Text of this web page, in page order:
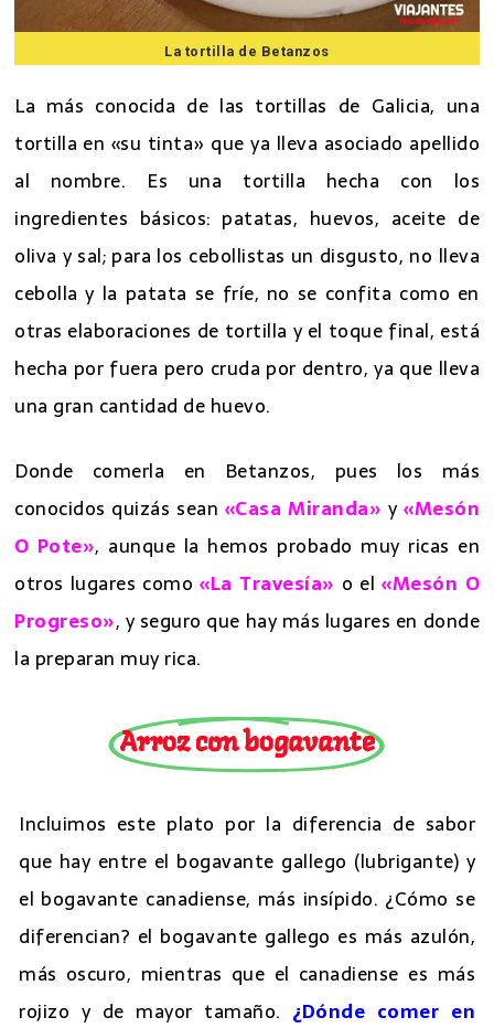
La tortilla de Betanzos
La más conocida de las tortillas de Galicia, una
tortilla en «su tinta» que ya lleva asociado apellido
al nombre. Es una tortilla hecha con los
ingredientes básicos: patatas, huevos, aceite de
oliva y sal; para los cebollistas un disgusto, no lleva
cebolla y la patata se fríe, no se confita como en
otras elaboraciones de tortilla y el toque final, está
hecha por fuera pero cruda por dentro, ya que lleva
una gran cantidad de huevo.
Donde comerla en Betanzos, pues los más
conocidos quizás sean «Casa Miranda» y«Mesón
O Pote», aunque la hemos probado muy ricas en
otros lugares como«La Travesía» o el«Mesón O
Progreso», y seguro que hay más lugares en donde
la preparan muy rica.
Arroz con bogavante
Incluimos este plato por la diferencia de sabor
que hay entre el bogavante gallego (lubrigante) y
el bogavante canadiense, más insípido. ¿Cómo se
diferencian? el bogavante gallego es más azulón,
más oscuro, mientras que el canadiense es más
rojizo y de mayor tamaño. ¿Dónde comer en